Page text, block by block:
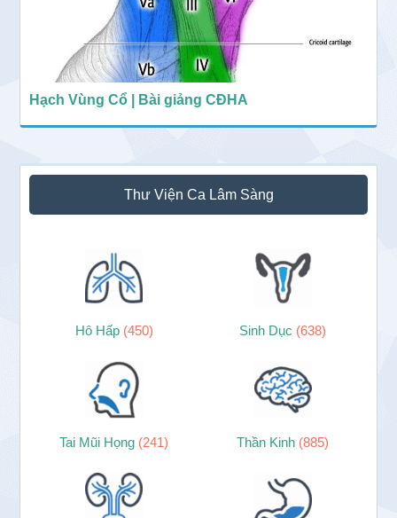
Hạch Vùng Cổ | Bài giảng CĐHA
Thư Viện Ca Lâm Sàng
Hô Hấp (450) Sinh Dục (638)
Tai Mũi Họng (241) Thần Kinh (885)